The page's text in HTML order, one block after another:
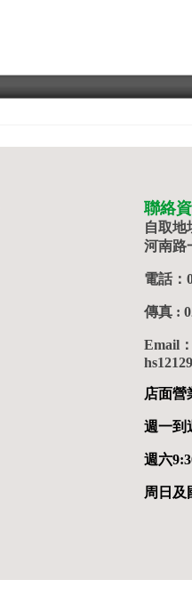
聯絡
自取地
河南路
電話：
傳真 :
Email：
店面營
週一到
週六
周日及